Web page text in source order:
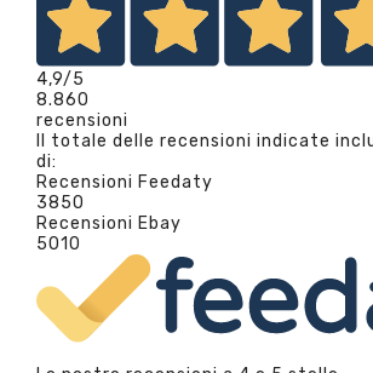
4,9/5
8.860
recensioni
Il totale delle recensioni indicate
di:
Recensioni Feedaty
3850
Recensioni Ebay
5010